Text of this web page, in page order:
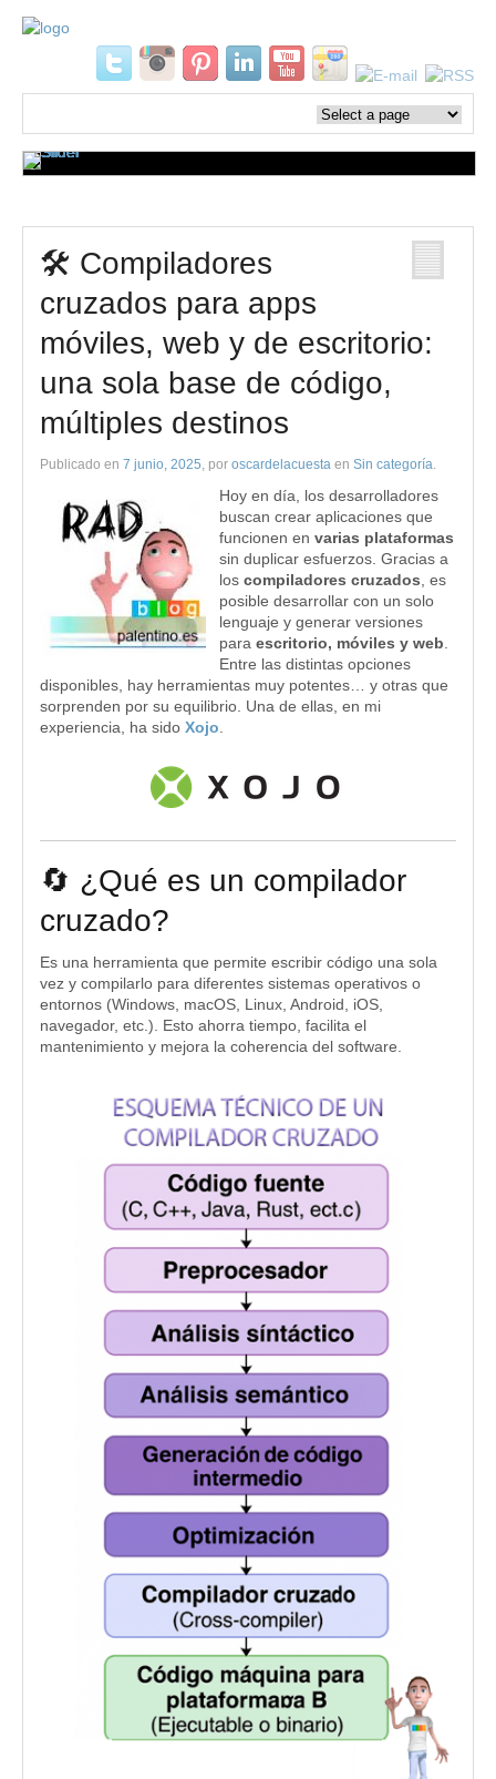
🛠️ Compiladores
cruzados para apps
móviles, web y de escritorio:
una sola base de código,
múltiples destinos
Publicado en 7 junio, 2025, por oscardelacuesta en Sin categoría.
Hoy en día, los desarrolladores
buscan crear aplicaciones que
funcionen en varias plataformas
sin duplicar esfuerzos. Gracias a
los compiladores cruzados , es
posible desarrollar con un solo
lenguaje y generar versiones
para escritorio, móviles y web
Entre las distintas opciones
disponibles, hay herramientas muy potentes… y otras que
sorprenden por su equilibrio. Una de ellas, en mi
experiencia, ha sido Xojo
🔄 ¿Qué es un compilador
cruzado?
Es una herramienta que permite escribir código una sola
vez y compilarlo para diferentes sistemas operativos o
entornos (Windows, macOS, Linux, Android, iOS,
navegador, etc.). Esto ahorra tiempo, facilita el
mantenimiento y mejora la coherencia del software.